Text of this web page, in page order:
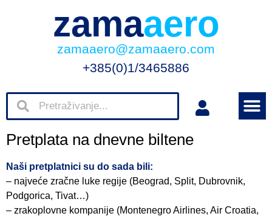
zamaaero
zamaaero@zamaaero.com
+385(0)1/3465886
Pretplata na dnevne biltene
Naši pretplatnici su do sada bili:
– najveće zračne luke regije (Beograd, Split, Dubrovnik,
Podgorica, Tivat…)
– zrakoplovne kompanije (Montenegro Airlines, Air Croatia,